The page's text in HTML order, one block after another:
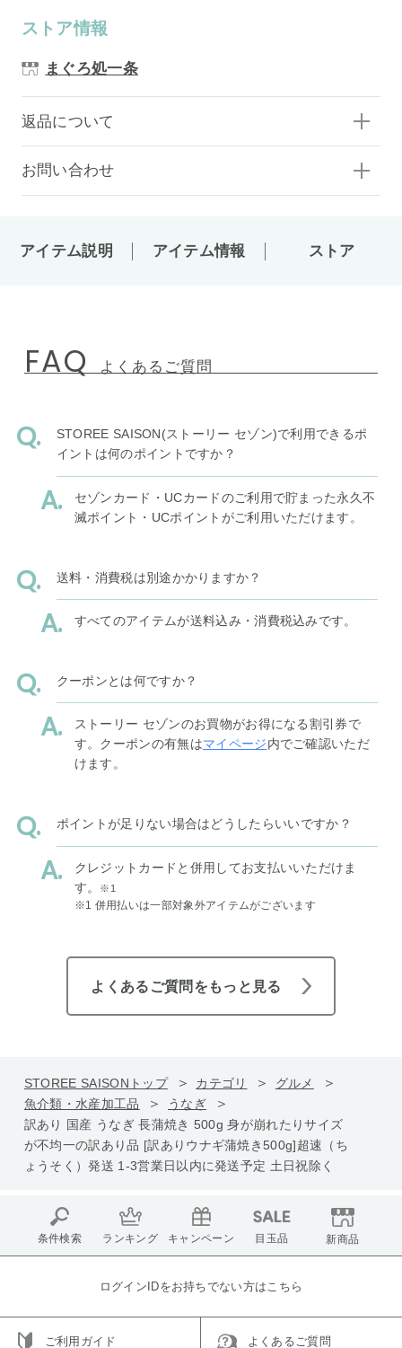
ストア情報
まぐろ処一条
返品について
お問い合わせ
アイテム説明 アイテム情報 ストア
FAQ よくあるご質問
STOREE SAISON(ストーリー セゾン)で利用できるポ
イントは何のポイントですか？
セゾンカード・UCカードのご利用で貯まった永久不
滅ポイント・UCポイントがご利用いただけます。
送料・消費税は別途かかりますか？
すべてのアイテムが送料込み・消費税込みです。
クーポンとは何ですか？
ストーリー セゾンのお買物がお得になる割引券で
す。クーポンの有無はマイページ内でご確認いただ
けます。
ポイントが足りない場合はどうしたらいいですか？
クレジットカードと併用してお支払いいただけま
す。
※1
※1 併用払いは一部対象外アイテムがございます
よくあるご質問をもっと見る
STOREE SAISONトップ カテゴリ
グルメ
魚介類・水産加工品
うなぎ
訳あり 国産 うなぎ 長蒲焼き 500g 身が崩れたりサイズ
が不均一の訳あり品 [訳ありウナギ蒲焼き500g]超速（ち
ょうそく）発送 1-3営業日以内に発送予定 土日祝除く
条件検索 ランキング キャンペーン 目玉品 新商品
ログインIDをお持ちでない方はこちら
ご利用ガイド よくあるご質問